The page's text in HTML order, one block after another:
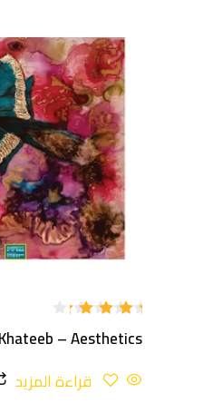
التقييم
4.00
– Aesthetics
قراءة المزيد